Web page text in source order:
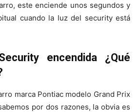
este enciende unos segundos y
cuando la luz del security está
encendida ¿Qué
marca Pontiac modelo Grand Prix
por dos razones, la obvia es